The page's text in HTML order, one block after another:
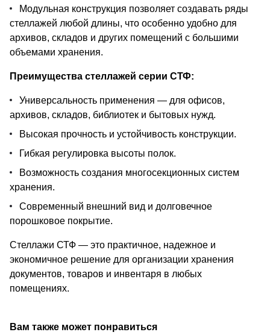
Модульная конструкция позволяет создавать ряды
стеллажей любой длины, что особенно удобно для
архивов, складов и других помещений с большими
объемами хранения.
Преимущества стеллажей серии СТФ:
Универсальность применения — для офисов,
архивов, складов, библиотек и бытовых нужд.
Высокая прочность и устойчивость конструкции.
Гибкая регулировка высоты полок.
Возможность создания многосекционных систем
хранения.
Современный внешний вид и долговечное
порошковое покрытие.
Стеллажи СТФ — это практичное, надежное и
экономичное решение для организации хранения
документов, товаров и инвентаря в любых
помещениях.
Вам также может понравиться